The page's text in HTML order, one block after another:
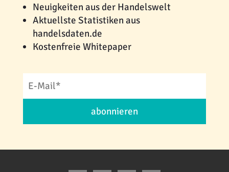
Neuigkeiten aus der Handelswelt
Aktuellste Statistiken aus
handelsdaten.de
Kostenfreie Whitepaper
abonnieren